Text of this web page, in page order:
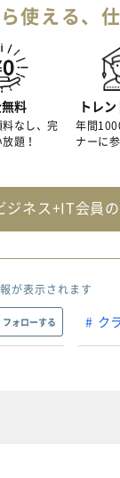
使える、
料
なし、完
題！
トレ
年間
ナーに
ジネス+IT会員
が表示されます
フォローする ク